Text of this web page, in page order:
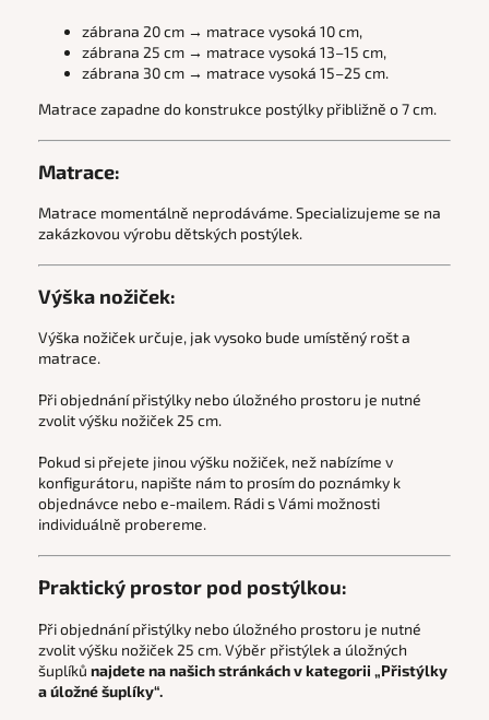
zábrana 20 cm → matrace vysoká 10 cm,
zábrana 25 cm → matrace vysoká 13–15 cm,
zábrana 30 cm → matrace vysoká 15–25 cm.
Matrace zapadne do konstrukce postýlky přibližně o 7 cm.
Matrace:
Matrace momentálně neprodáváme. Specializujeme se na
zakázkovou výrobu dětských postýlek.
Výška nožiček:
Výška nožiček určuje, jak vysoko bude umístěný rošt a
matrace.
Při objednání přistýlky nebo úložného prostoru je nutné
zvolit výšku nožiček 25 cm.
Pokud si přejete jinou výšku nožiček, než nabízíme v
konfigurátoru, napište nám to prosím do poznámky k
objednávce nebo e-mailem. Rádi s Vámi možnosti
individuálně probereme.
Praktický prostor pod postýlkou:
Při objednání přistýlky nebo úložného prostoru je nutné
zvolit výšku nožiček 25 cm. Výběr přistýlek a úložných
šuplíků najdete na našich stránkách v kategorii „Přistýlky
a úložné šuplíky“.